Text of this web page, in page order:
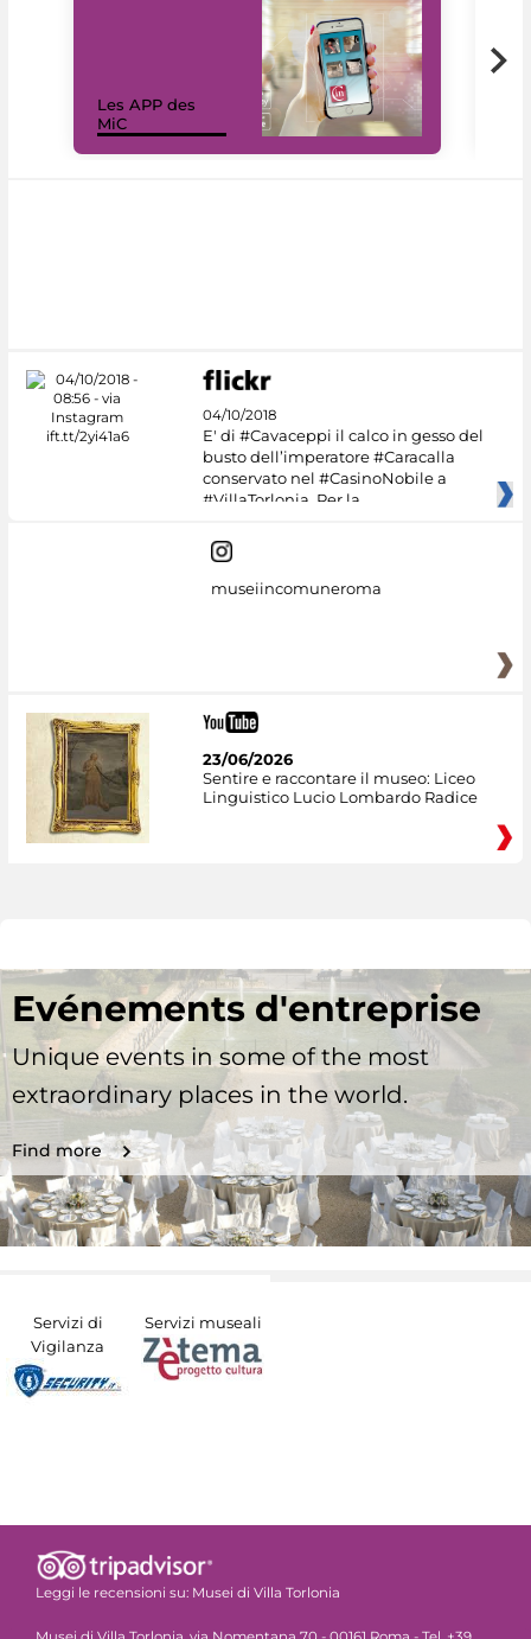
Les APP des
MiC
04/10/2018
E' di #Cavaceppi il calco in gesso del
busto dell’imperatore #Caracalla
conservato nel #CasinoNobile a
#VillaTorlonia. Per la
museiincomuneroma
23/06/2026
Sentire e raccontare il museo: Liceo
Linguistico Lucio Lombardo Radice
Evénements d'entreprise
Unique events in some of the most
extraordinary places in the world.
Find more
Servizi di
Vigilanza
Servizi museali
Leggi le recensioni su: Musei di Villa Torlonia